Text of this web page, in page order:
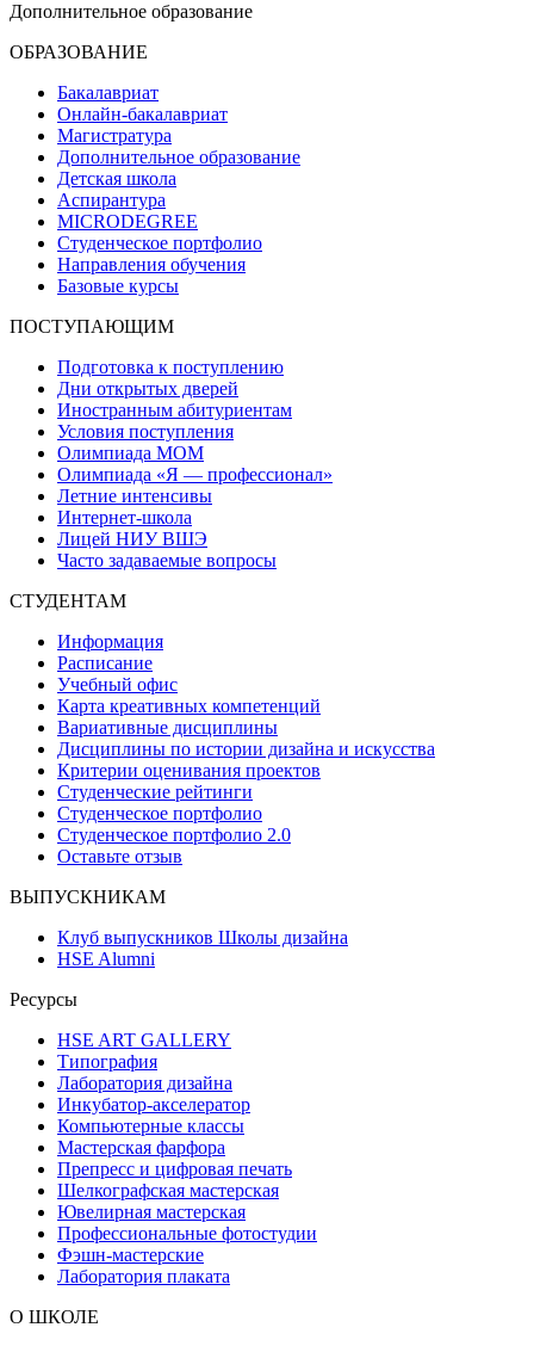
Дополнительное образование
ОБРАЗОВАНИЕ
Бакалавриат
Онлайн-бакалавриат
Магистратура
Дополнительное образование
Детская школа
Аспирантура
MICRODEGREE
Студенческое портфолио
Направления обучения
Базовые курсы
ПОСТУПАЮЩИМ
Подготовка к поступлению
Дни открытых дверей
Иностранным абитуриентам
Условия поступления
Олимпиада МОМ
Олимпиада «Я — профессионал»
Летние интенсивы
Интернет-школа
Лицей НИУ ВШЭ
Часто задаваемые вопросы
СТУДЕНТАМ
Информация
Расписание
Учебный офис
Карта креативных компетенций
Вариативные дисциплины
Дисциплины по истории дизайна и искусства
Критерии оценивания проектов
Студенческие рейтинги
Студенческое портфолио
Студенческое портфолио 2.0
Оставьте отзыв
ВЫПУСКНИКАМ
Клуб выпускников Школы дизайна
HSE Alumni
Ресурсы
HSE ART GALLERY
Типография
Лаборатория дизайна
Инкубатор-акселератор
Компьютерные классы
Мастерская фарфора
Препресс и цифровая печать
Шелкографская мастерская
Ювелирная мастерская
Профессиональные фотостудии
Фэшн-мастерские
Лаборатория плаката
О ШКОЛЕ